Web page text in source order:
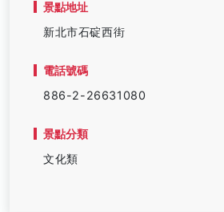
景點地址
新北市石碇西街
電話號碼
886-2-26631080
景點分類
文化類